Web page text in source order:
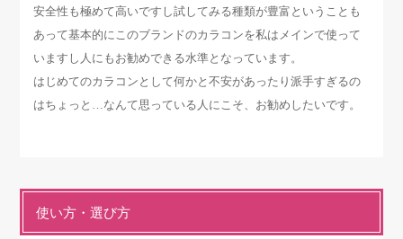
安全性も極めて高いですし試してみる種類が豊富ということも
あって基本的にこのブランドのカラコンを私はメインで使って
いますし人にもお勧めできる水準となっています。
はじめてのカラコンとして何かと不安があったり派手すぎるの
はちょっと…なんて思っている人にこそ、お勧めしたいです。
使い方・選び方